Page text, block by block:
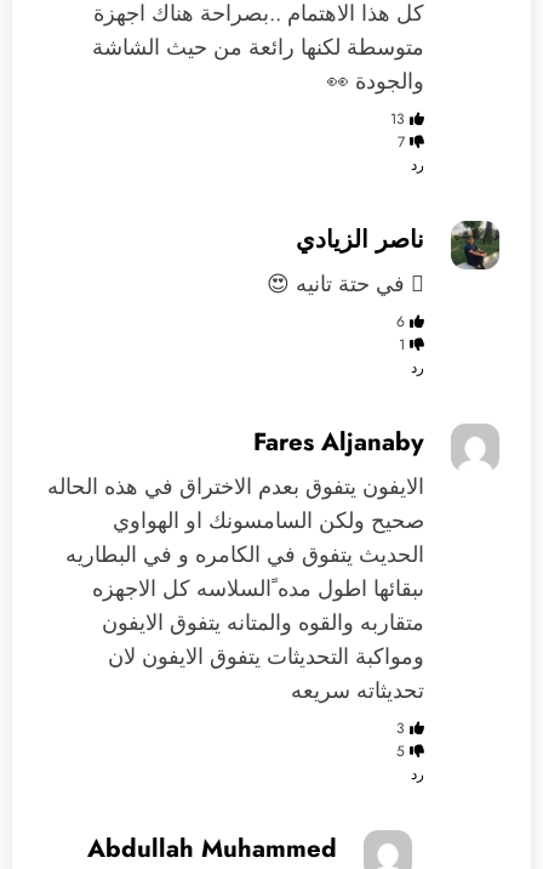
كل هذا الاهتمام ..بصراحة هناك اجهزة
متوسطة لكنها رائعة من حيث الشاشة
والجودة 👀
13
7
رد
ناصر الزيادي
 في حتة تانيه 😍
6
1
رد
Fares Aljanaby
الايفون يتفوق بعدم الاختراق في هذه الحاله
صحيح ولكن السامسونك او الهواوي
الحديث يتفوق في الكامره و في البطاريه
ىبقائها اطول مده ًالسلاسه كل الاجهزه
متقاربه والقوه والمتانه يتفوق الايفون
ومواكبة التحديثات يتفوق الايفون لان
تحديثاته سريعه
3
5
رد
Abdullah Muhammed